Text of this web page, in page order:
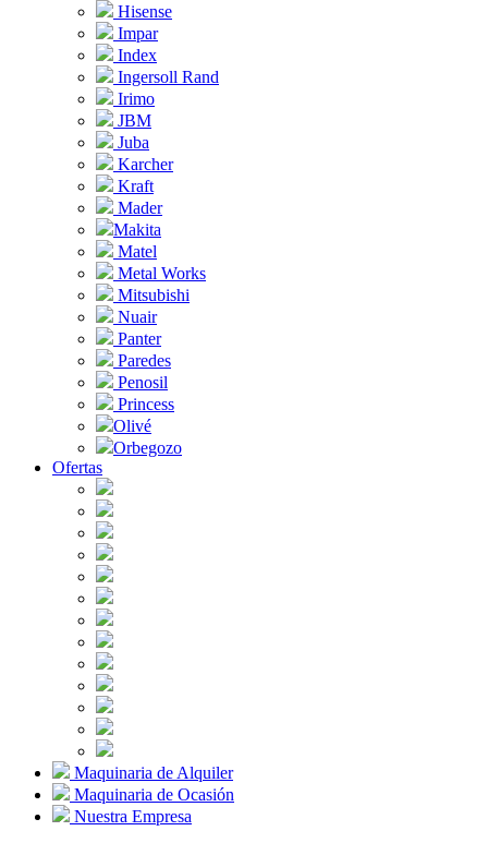
Hisense
Impar
Index
Ingersoll Rand
Irimo
JBM
Juba
Karcher
Kraft
Mader
Makita
Matel
Metal Works
Mitsubishi
Nuair
Panter
Paredes
Penosil
Princess
Olivé
Orbegozo
Ofertas
Maquinaria de Alquiler
Maquinaria de Ocasión
Nuestra Empresa